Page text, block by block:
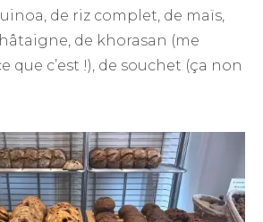
de riz complet, de maïs,
de khorasan (me
que c’est !), de souchet (ça non